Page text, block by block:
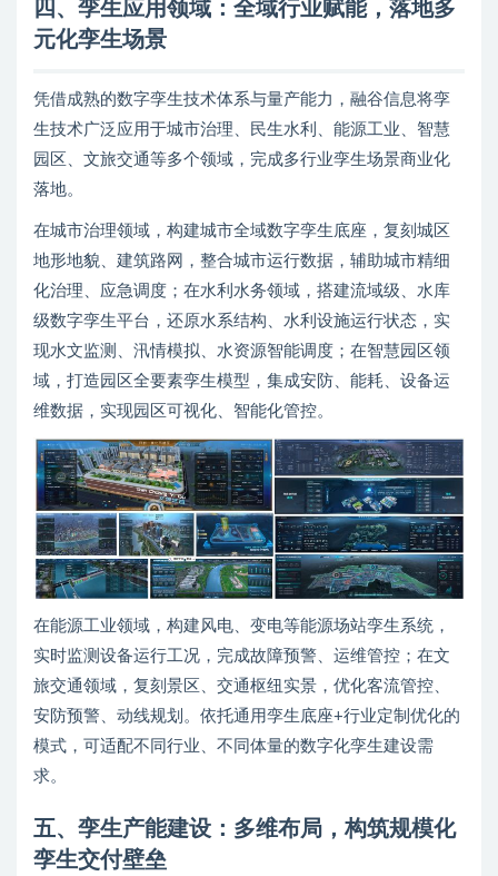
四、孪生应用领域：全域行业赋能，落地多
元化孪生场景
凭借成熟的数字孪生技术体系与量产能力，融谷信息将孪
生技术广泛应用于城市治理、民生水利、能源工业、智慧
园区、文旅交通等多个领域，完成多行业孪生场景商业化
落地。
在城市治理领域，构建城市全域数字孪生底座，复刻城区
地形地貌、建筑路网，整合城市运行数据，辅助城市精细
化治理、应急调度；在水利水务领域，搭建流域级、水库
级数字孪生平台，还原水系结构、水利设施运行状态，实
现水文监测、汛情模拟、水资源智能调度；在智慧园区领
域，打造园区全要素孪生模型，集成安防、能耗、设备运
维数据，实现园区可视化、智能化管控。
在能源工业领域，构建风电、变电等能源场站孪生系统，
实时监测设备运行工况，完成故障预警、运维管控；在文
旅交通领域，复刻景区、交通枢纽实景，优化客流管控、
安防预警、动线规划。依托通用孪生底座+行业定制优化的
模式，可适配不同行业、不同体量的数字化孪生建设需
求。
五、孪生产能建设：多维布局，构筑规模化
孪生交付壁垒